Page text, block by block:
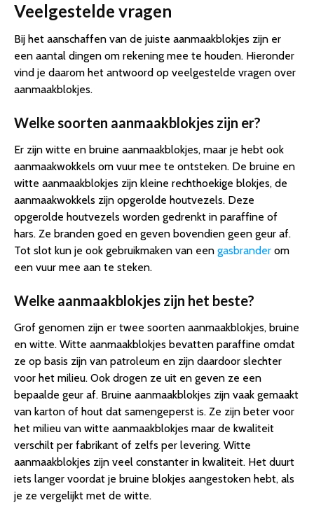
Veelgestelde vragen
Bij het aanschaffen van de juiste aanmaakblokjes zijn er
een aantal dingen om rekening mee te houden. Hieronder
vind je daarom het antwoord op veelgestelde vragen over
aanmaakblokjes.
Welke soorten aanmaakblokjes zijn er?
Er zijn witte en bruine aanmaakblokjes, maar je hebt ook
aanmaakwokkels om vuur mee te ontsteken. De bruine en
witte aanmaakblokjes zijn kleine rechthoekige blokjes, de
aanmaakwokkels zijn opgerolde houtvezels. Deze
opgerolde houtvezels worden gedrenkt in paraffine of
hars. Ze branden goed en geven bovendien geen geur af.
Tot slot kun je ook gebruikmaken van een gasbrander om
een vuur mee aan te steken.
Welke aanmaakblokjes zijn het beste?
Grof genomen zijn er twee soorten aanmaakblokjes, bruine
en witte. Witte aanmaakblokjes bevatten paraffine omdat
ze op basis zijn van patroleum en zijn daardoor slechter
voor het milieu. Ook drogen ze uit en geven ze een
bepaalde geur af. Bruine aanmaakblokjes zijn vaak gemaakt
van karton of hout dat samengeperst is. Ze zijn beter voor
het milieu van witte aanmaakblokjes maar de kwaliteit
verschilt per fabrikant of zelfs per levering. Witte
aanmaakblokjes zijn veel constanter in kwaliteit. Het duurt
iets langer voordat je bruine blokjes aangestoken hebt, als
je ze vergelijkt met de witte.